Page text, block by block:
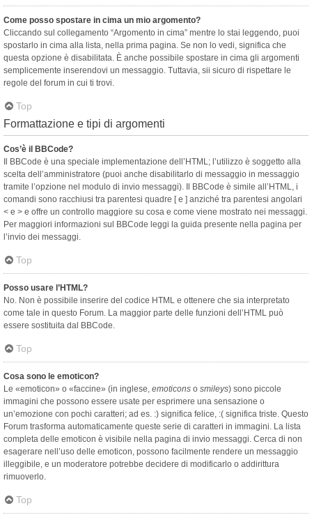
Come posso spostare in cima un mio argomento?
Cliccando sul collegamento “Argomento in cima” mentre lo stai leggendo, puoi
spostarlo in cima alla lista, nella prima pagina. Se non lo vedi, significa che
questa opzione è disabilitata. È anche possibile spostare in cima gli argomenti
semplicemente inserendovi un messaggio. Tuttavia, sii sicuro di rispettare le
regole del forum in cui ti trovi.
Top
Formattazione e tipi di argomenti
Cos’è il BBCode?
Il BBCode è una speciale implementazione dell’HTML; l’utilizzo è soggetto alla
scelta dell’amministratore (puoi anche disabilitarlo di messaggio in messaggio
tramite l’opzione nel modulo di invio messaggi). Il BBCode è simile all’HTML, i
comandi sono racchiusi tra parentesi quadre [ e ] anziché tra parentesi angolari
< e > e offre un controllo maggiore su cosa e come viene mostrato nei messaggi.
Per maggiori informazioni sul BBCode leggi la guida presente nella pagina per
l’invio dei messaggi.
Top
Posso usare l’HTML?
No. Non è possibile inserire del codice HTML e ottenere che sia interpretato
come tale in questo Forum. La maggior parte delle funzioni dell’HTML può
essere sostituita dal BBCode.
Top
Cosa sono le emoticon?
Le «emoticon» o «faccine» (in inglese, emoticons o smileys) sono piccole
immagini che possono essere usate per esprimere una sensazione o
un’emozione con pochi caratteri; ad es. :) significa felice, :( significa triste. Questo
Forum trasforma automaticamente queste serie di caratteri in immagini. La lista
completa delle emoticon è visibile nella pagina di invio messaggi. Cerca di non
esagerare nell’uso delle emoticon, possono facilmente rendere un messaggio
illeggibile, e un moderatore potrebbe decidere di modificarlo o addirittura
rimuoverlo.
Top